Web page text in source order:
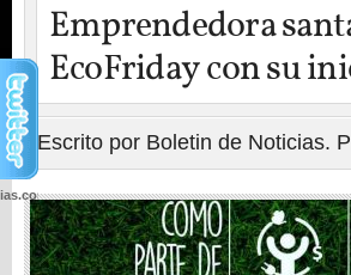
Emprendedora
EcoFriday con su
Escrito por Boletin de Noticias.
wp-